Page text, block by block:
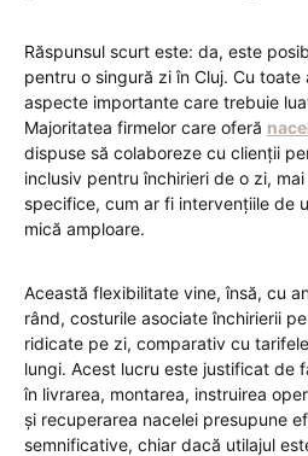
Răspunsul scurt este: da, este
pentru o singură zi în Cluj. Cu
aspecte importante care trebuie
Majoritatea firmelor care oferă
dispuse să colaboreze cu clienții
inclusiv pentru închirieri de o zi,
specifice, cum ar fi intervențiile de
mică amploare.
Această flexibilitate vine, însă, cu
rând, costurile asociate închirierii
ridicate pe zi, comparativ cu
lungi. Acest lucru este justificat de
în livrarea, montarea, instruirea
și recuperarea nacelei presupune
semnificative, chiar dacă utilajul